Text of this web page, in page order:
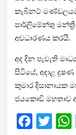
කැබිනට්
පාර්ලිමේන්තු
අවධාරණය කරයි.
අද දින පැවැති
සිටියේ, අදාළ
කුමාර දිසානායක
ජයකොඩි මහතාව
F
T